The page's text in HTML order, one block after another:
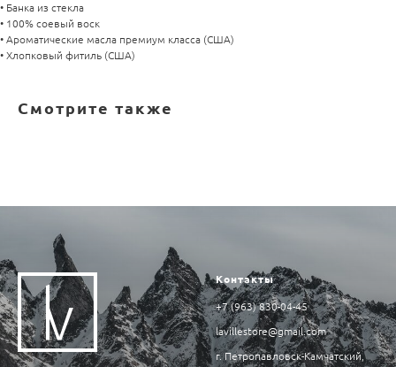
• Банка из стекла
• 100% соевый воск
• Ароматические масла премиум класса (США)
• Хлопковый фитиль (США)
Смотрите также
Контакты
+7 (963) 830-04-45
lavillestore@gmail.com
г. Петропавловск-Камчатский,